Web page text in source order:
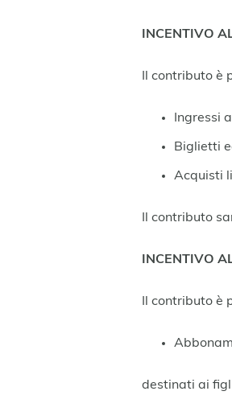
INCENTIVO
Il contributo è
Ingressi
Biglietti
Acquisti
Il contributo
INCENTIVO
Il contributo è
destinati ai